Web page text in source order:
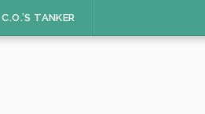
C.O.’S TANKER